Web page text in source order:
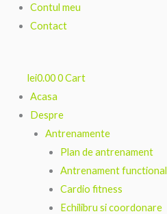
Contul meu
Contact
lei0.000Cart
Acasa
Despre
Antrenamente
Plan de antrenament
Antrenament functional
Cardio fitness
Echilibru si coordonare